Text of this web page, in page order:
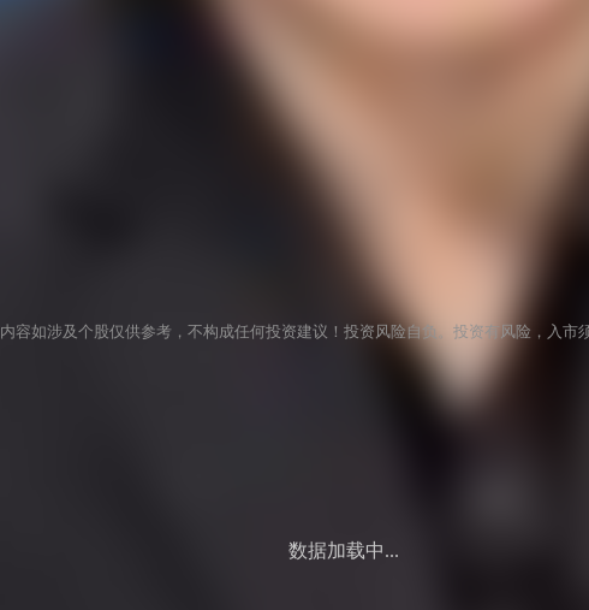
内容如涉及个股仅供参考，不构成任何投资建议！投资风险自负。投资有风险，入市
数据加载中...